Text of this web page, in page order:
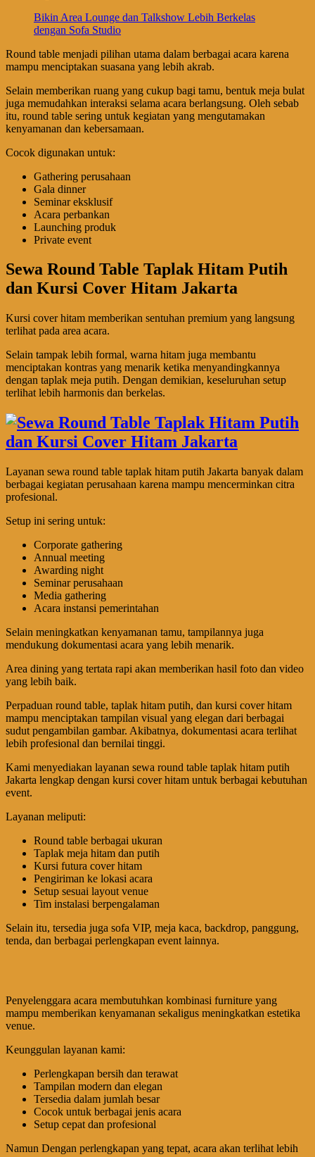
Bikin Area Lounge dan Talkshow Lebih Berkelas
dengan Sofa Studio
Round table menjadi pilihan utama dalam berbagai acara karena
mampu menciptakan suasana yang lebih akrab.
Selain memberikan ruang yang cukup bagi tamu, bentuk meja bulat
juga memudahkan interaksi selama acara berlangsung. Oleh sebab
itu, round table sering untuk kegiatan yang mengutamakan
kenyamanan dan kebersamaan.
Cocok digunakan untuk:
Gathering perusahaan
Gala dinner
Seminar eksklusif
Acara perbankan
Launching produk
Private event
Sewa Round Table Taplak Hitam Putih
dan Kursi Cover Hitam Jakarta
Kursi cover hitam memberikan sentuhan premium yang langsung
terlihat pada area acara.
Selain tampak lebih formal, warna hitam juga membantu
menciptakan kontras yang menarik ketika menyandingkannya
dengan taplak meja putih. Dengan demikian, keseluruhan setup
terlihat lebih harmonis dan berkelas.
Layanan sewa round table taplak hitam putih Jakarta banyak dalam
berbagai kegiatan perusahaan karena mampu mencerminkan citra
profesional.
Setup ini sering untuk:
Corporate gathering
Annual meeting
Awarding night
Seminar perusahaan
Media gathering
Acara instansi pemerintahan
Selain meningkatkan kenyamanan tamu, tampilannya juga
mendukung dokumentasi acara yang lebih menarik.
Area dining yang tertata rapi akan memberikan hasil foto dan video
yang lebih baik.
Perpaduan round table, taplak hitam putih, dan kursi cover hitam
mampu menciptakan tampilan visual yang elegan dari berbagai
sudut pengambilan gambar. Akibatnya, dokumentasi acara terlihat
lebih profesional dan bernilai tinggi.
Kami menyediakan layanan sewa round table taplak hitam putih
Jakarta lengkap dengan kursi cover hitam untuk berbagai kebutuhan
event.
Layanan meliputi:
Round table berbagai ukuran
Taplak meja hitam dan putih
Kursi futura cover hitam
Pengiriman ke lokasi acara
Setup sesuai layout venue
Tim instalasi berpengalaman
Selain itu, tersedia juga sofa VIP, meja kaca, backdrop, panggung,
tenda, dan berbagai perlengkapan event lainnya.
Penyelenggara acara membutuhkan kombinasi furniture yang
mampu memberikan kenyamanan sekaligus meningkatkan estetika
venue.
Keunggulan layanan kami:
Perlengkapan bersih dan terawat
Tampilan modern dan elegan
Tersedia dalam jumlah besar
Cocok untuk berbagai jenis acara
Setup cepat dan profesional
Namun Dengan perlengkapan yang tepat, acara akan terlihat lebih